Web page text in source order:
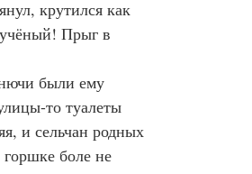
крутился как
Прыг в
были ему
то туалеты
и сельчан родных
боле не